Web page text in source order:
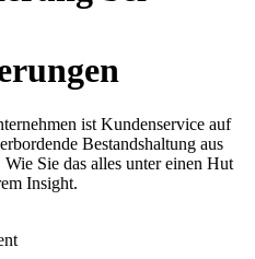
ist Kundenservice auf
Bestandshaltung aus
Sie das alles unter einen Hut
Insight.